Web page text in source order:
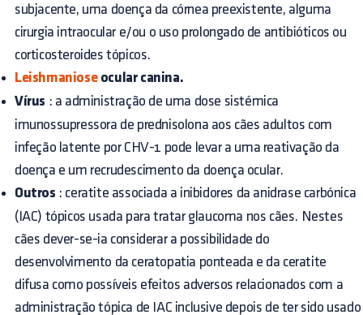
subjacente, uma doença da córnea preexistente, alguma
cirurgia intraocular e/ou o uso prolongado de antibióticos ou
corticosteroides tópicos.
Leishmanioseocular canina.
Vírus : a administração de uma dose sistémica
imunossupressora de prednisolona aos cães adultos com
infeção latente por CHV-1 pode levar a uma reativação da
doença e um recrudescimento da doença ocular.
Outros : ceratite associada a inibidores da anidrase carbónica
(IAC) tópicos usada para tratar glaucoma nos cães. Nestes
cães dever-se-ia considerar a possibilidade do
desenvolvimento da ceratopatia ponteada e da ceratite
difusa como possíveis efeitos adversos relacionados com a
administração tópica de IAC inclusive depois de ter sido usado